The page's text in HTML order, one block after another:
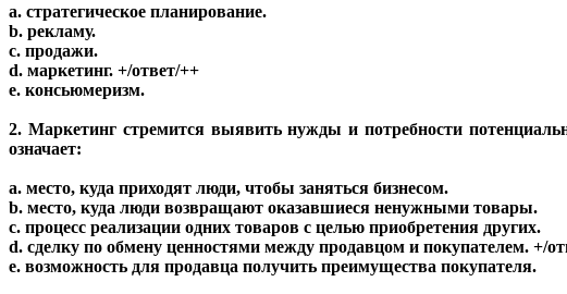
a. стратегическое планирование.
b. рекламу.
c. продажи.
d. маркетинг. +/ответ/++
e. консьюмеризм.
2. Маркетинг стремится выявить нужды и потребности
означает:
a. место, куда приходят люди, чтобы заняться бизнесом.
b. место, куда люди возвращают оказавшиеся ненужными товары.
c. процесс реализации одних товаров с целью приобретения других.
d. сделку по обмену ценностями между продавцом и покупателем. +/
e. возможность для продавца получить преимущества покупателя.